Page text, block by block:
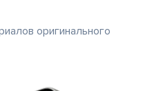
оригинального